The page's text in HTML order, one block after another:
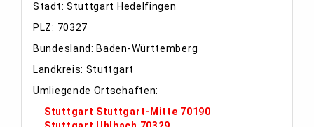
Stadt: Stuttgart Hedelfingen
PLZ: 70327
Bundesland: Baden-Württemberg
Landkreis: Stuttgart
Umliegende Ortschaften:
Stuttgart Stuttgart-Mitte 70190